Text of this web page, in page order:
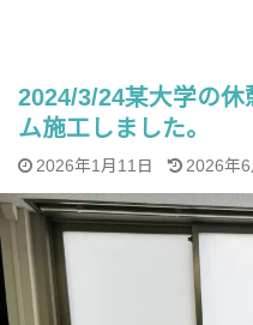
2024/3/24某大学の
ム施工しました。
2026年1月11日 2026年6